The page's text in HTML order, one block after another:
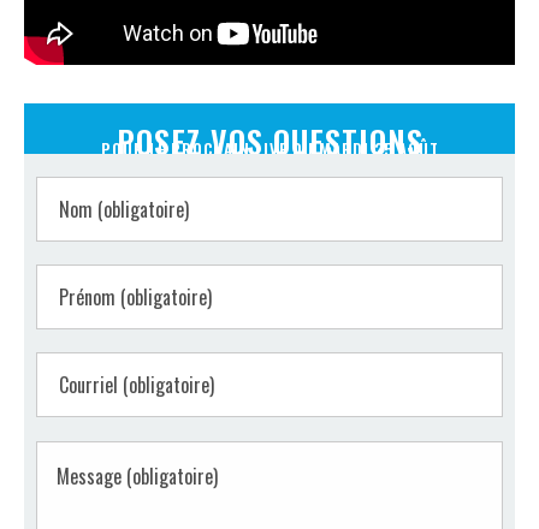
POSEZ VOS QUESTIONS
POUR LE PROCHAIN LIVE DU MARDI 25 AOÛT
Nom (obligatoire)
Prénom (obligatoire)
Courriel (obligatoire)